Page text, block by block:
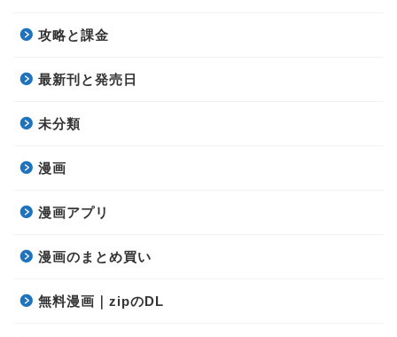
攻略と課金
最新刊と発売日
未分類
漫画
漫画アプリ
漫画のまとめ買い
無料漫画｜zipのDL